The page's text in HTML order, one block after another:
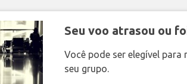
Seu voo atrasou ou
Você pode ser elegível para
seu grupo.